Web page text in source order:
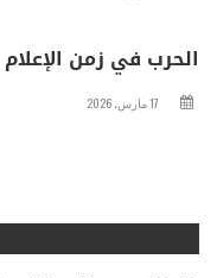
الحرب في زمن
17 مارس، 2026